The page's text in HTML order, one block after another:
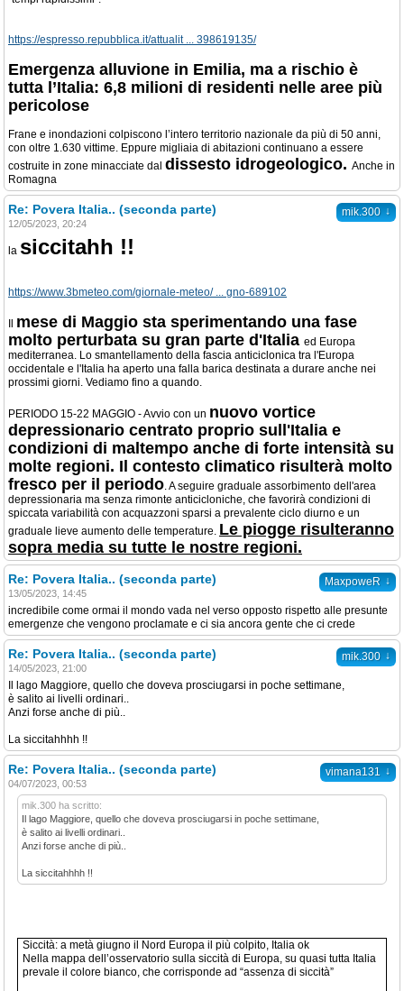
https://espresso.repubblica.it/attualit ... 398619135/
Emergenza alluvione in Emilia, ma a rischio è
tutta l’Italia: 6,8 milioni di residenti nelle aree più
pericolose
Frane e inondazioni colpiscono l’intero territorio nazionale da più di 50 anni,
con oltre 1.630 vittime. Eppure migliaia di abitazioni continuano a essere
costruite in zone minacciate dal dissesto idrogeologico. Anche in
Romagna
mik.300 ↓
Re: Povera Italia.. (seconda parte)
12/05/2023, 20:24
la siccitahh !!
https://www.3bmeteo.com/giornale-meteo/ ... gno-689102
mese di Maggio sta sperimentando una fase
molto perturbata su gran parte d'Italia ed Europa
mediterranea. Lo smantellamento della fascia anticiclonica tra l'Europa
occidentale e l'Italia ha aperto una falla barica destinata a durare anche nei
prossimi giorni. Vediamo fino a quando.
PERIODO 15-22 MAGGIO - Avvio con un nuovo vortice
depressionario centrato proprio sull'Italia e
condizioni di maltempo anche di forte intensità su
molte regioni. Il contesto climatico risulterà molto
fresco per il periodo. A seguire graduale assorbimento dell'area
depressionaria ma senza rimonte anticicloniche, che favorirà condizioni di
spiccata variabilità con acquazzoni sparsi a prevalente ciclo diurno e un
graduale lieve aumento delle temperature. Le piogge risulteranno
sopra media su tutte le nostre regioni.
MaxpoweR ↓
Re: Povera Italia.. (seconda parte)
13/05/2023, 14:45
incredibile come ormai il mondo vada nel verso opposto rispetto alle presunte
emergenze che vengono proclamate e ci sia ancora gente che ci crede
mik.300 ↓
Re: Povera Italia.. (seconda parte)
14/05/2023, 21:00
Il lago Maggiore, quello che doveva prosciugarsi in poche settimane,
è salito ai livelli ordinari..
Anzi forse anche di più..
La siccitahhhh !!
vimana131 ↓
Re: Povera Italia.. (seconda parte)
04/07/2023, 00:53
mik.300 ha scritto:
Il lago Maggiore, quello che doveva prosciugarsi in poche settimane,
è salito ai livelli ordinari..
Anzi forse anche di più..
La siccitahhhh !!
Siccità: a metà giugno il Nord Europa il più colpito, Italia ok
Nella mappa dell’osservatorio sulla siccità di Europa, su quasi tutta Italia
prevale il colore bianco, che corrisponde ad “assenza di siccità”